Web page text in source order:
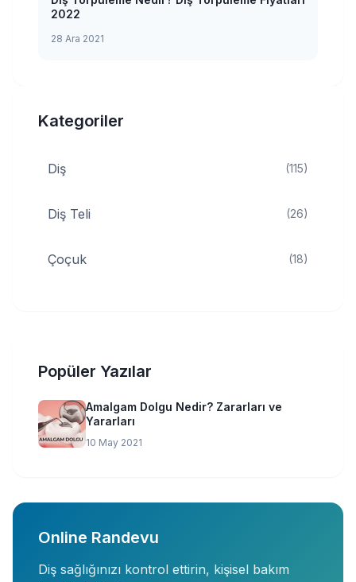
2022
28 Ara 2021
Kategoriler
Diş (115)
Diş Teli (26)
Çoçuk (18)
Popüler Yazılar
Amalgam Dolgu Nedir? Zararları ve
Yararları
10 May 2021
Online Randevu
Diş sağlığınızı kontrol ettirin, kişisel bakım